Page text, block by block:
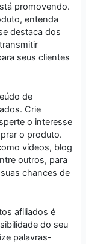
promovendo.
entenda
destaca dos
seus clientes
de
Crie
o interesse
o produto.
vídeos, blog
outros, para
chances de
afiliados é
do seu
palavras-